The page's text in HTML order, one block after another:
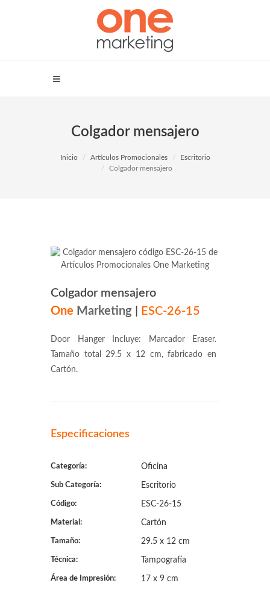
Colgador mensajero
Inicio Artículos Promocionales
Escritorio
Colgador mensajero
Colgador mensajero
One Marketing ESC-26-15
Door Hanger Incluye: Marcador Eraser.
Tamaño total 29.5 x 12 cm, fabricado en
Cartón.
Especificaciones
Categoría: Oficina
Sub Categoría: Escritorio
Código: ESC-26-15
Material: Cartón
Tamaño: 29.5 x 12 cm
Técnica: Tampografía
Área de Impresión: 17 x 9 cm